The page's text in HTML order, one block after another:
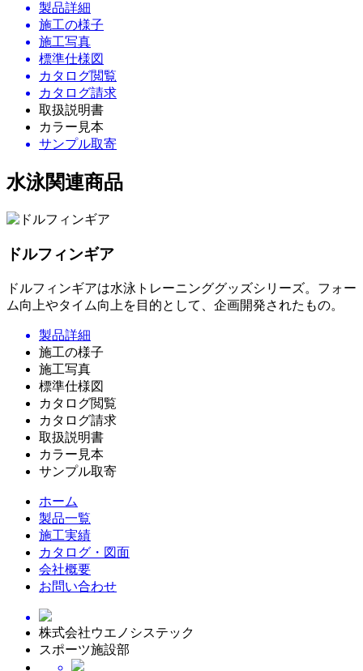
製品詳細
施工の様子
施工写真
標準仕様図
カタログ閲覧
カタログ請求
取扱説明書
カラー見本
サンプル取寄
水泳関連商品
ドルフィンギア
ドルフィンギアは水泳トレーニンググッズシリーズ。フォー
ム向上やタイム向上を目的として、企画開発されたもの。
製品詳細
施工の様子
施工写真
標準仕様図
カタログ閲覧
カタログ請求
取扱説明書
カラー見本
サンプル取寄
ホーム
製品一覧
施工実績
カタログ・図面
会社概要
お問い合わせ
株式会社ウエノシステック
スポーツ施設部